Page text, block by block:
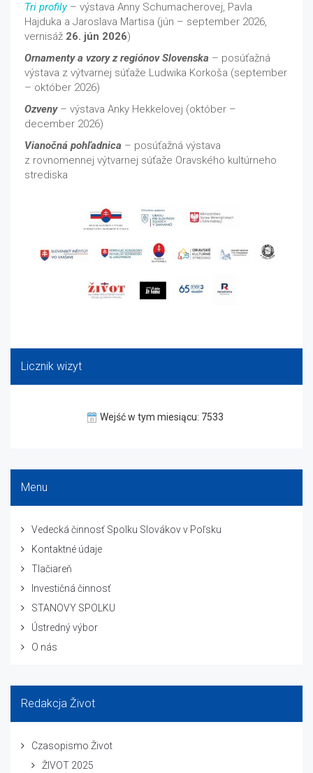
Tri profily – výstava Anny Schumacherovej, Pavla
Hajduka a Jaroslava Martisa (jún – september 2026,
vernisáž 26. jún 2026)
Ornamenty a vzory z regiónov Slovenska – posúťažná
výstava z výtvarnej súťaže Ludwika Korkoša (september
– október 2026)
Ozveny– výstava Anky Hekkelovej (október –
december 2026)
Vianočná pohľadnica – posúťažná výstava
z rovnomennej výtvarnej súťaže Oravského kultúrneho
strediska
Licznik wizyt
Wejść w tym miesiącu: 7533
Menu
Vedecká činnosť Spolku Slovákov v Poľsku
Kontaktné údaje
Tlačiareň
Investičná činnosť
STANOVY SPOLKU
Ústredný výbor
O nás
Redakcja Život
Czasopismo Život
ŽIVOT 2025